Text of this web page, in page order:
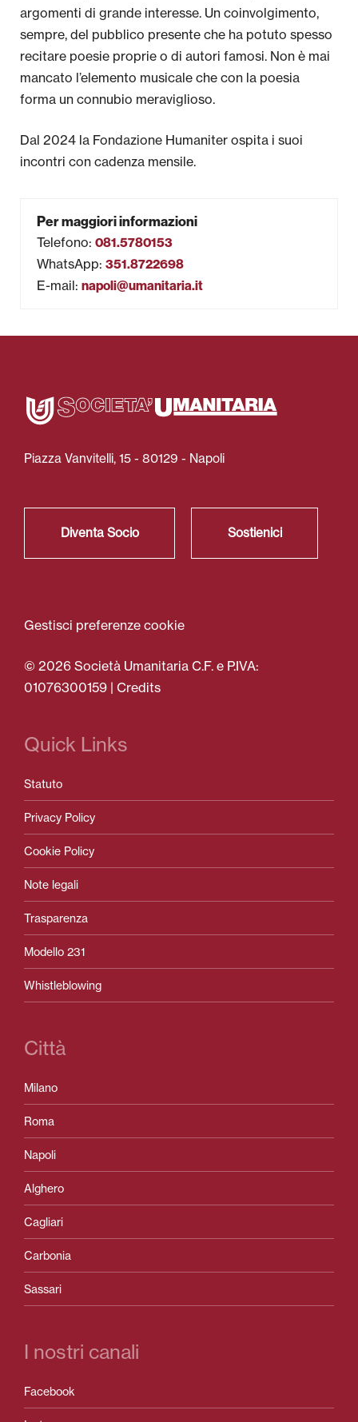
Per maggiori informazioni
Telefono: 081.5780153
WhatsApp: 351.8722698
E-mail: napoli@umanitaria.it
argomenti di grande interesse. Un coinvolgimento,
sempre, del pubblico presente che ha potuto spesso
recitare poesie proprie o di autori famosi. Non è mai
mancato l’elemento musicale che con la poesia
forma un connubio meraviglioso.
Dal 2024 la Fondazione Humaniter ospita i suoi
incontri con cadenza mensile.
Piazza Vanvitelli, 15 - 80129 - Napoli
Diventa Socio Sostienici
Gestisci preferenze cookie
© 2026 Società Umanitaria C.F. e P.IVA:
01076300159 | Credits
Quick Links
Statuto
Privacy Policy
Cookie Policy
Note legali
Trasparenza
Modello 231
Whistleblowing
Città
Milano
Roma
Napoli
Alghero
Cagliari
Carbonia
Sassari
I nostri canali
Facebook